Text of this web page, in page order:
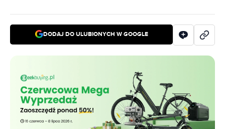
DODAJ DO ULUBIONYCH W GOOGLE